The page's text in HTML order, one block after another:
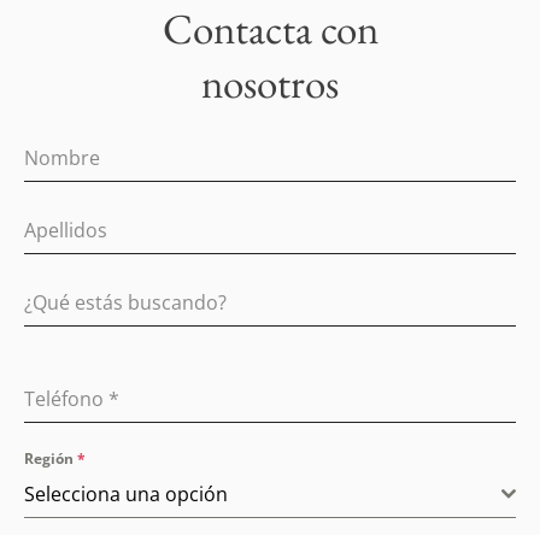
Contacta con
nosotros
Teléfono *
Región *
Selecciona una opción